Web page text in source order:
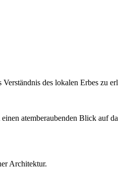
des lokalen Erbes zu
atemberaubenden Blick auf
Architektur.